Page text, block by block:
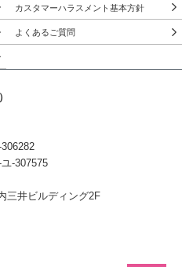
カスタマーハラスメント基本方針
よくあるご質問
-307575
三井ビルディング2F